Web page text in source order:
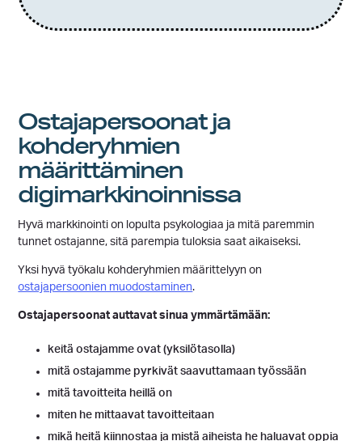
Ostajapersoonat ja
kohderyhmien
määrittäminen
digimarkkinoinnissa
Hyvä markkinointi on lopulta psykologiaa ja mitä paremmin
tunnet ostajanne, sitä parempia tuloksia saat aikaiseksi.
Yksi hyvä työkalu kohderyhmien määrittelyyn on
ostajapersoonien muodostaminen.
Ostajapersoonat auttavat sinua ymmärtämään:
keitä ostajamme ovat (yksilötasolla)
mitä ostajamme pyrkivät saavuttamaan työssään
mitä tavoitteita heillä on
miten he mittaavat tavoitteitaan
mikä heitä kiinnostaa ja mistä aiheista he haluavat oppia